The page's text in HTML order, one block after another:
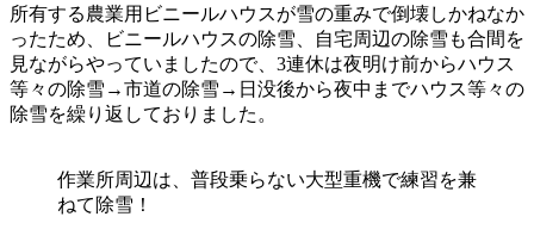
所有する農業用ビニールハウスが雪の重みで倒壊しかねなか
ったため、ビニールハウスの除雪、自宅周辺の除雪も合間を
見ながらやっていましたので、3連休は夜明け前からハウス
等々の除雪→市道の除雪→日没後から夜中までハウス等々の
除雪を繰り返しておりました。
作業所周辺は、普段乗らない大型重機で練習を兼
ねて除雪！